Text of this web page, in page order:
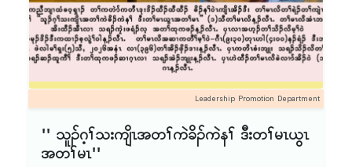
Leadership Promotion Department
'' သူၣ်ဂ့ၢ်သးကျိၤအတၢ်ကဲခိၣ်ကဲနၢ် ဒီးတၢ်မၤယွၤ
အတၢ်မၤ''